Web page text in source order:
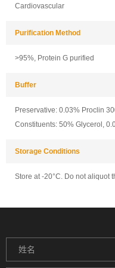
Cardiovascular
Purification Method
>95%, Protein G purified
Buffer
Preservative: 0.03% Proclin
Constituents: 50% Glycerol,
Storage Conditions
Store at -20°C. Do not aliquot